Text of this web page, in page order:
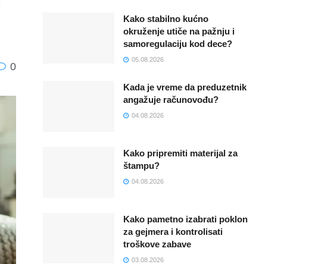
0
Kako stabilno kućno
okruženje utiče na pažnju i
samoregulaciju kod dece?
05.08.2026
Kada je vreme da preduzetnik
angažuje računovođu?
04.08.2026
Kako pripremiti materijal za
štampu?
04.08.2026
Kako pametno izabrati poklon
za gejmera i kontrolisati
troškove zabave
03.08.2026